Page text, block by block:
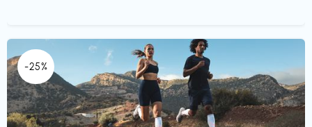
-25%